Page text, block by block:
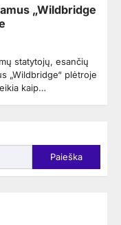
„Wildbridge
statytojų, esančių
„Wildbridge“ plėtroje
kaip…
Paieška